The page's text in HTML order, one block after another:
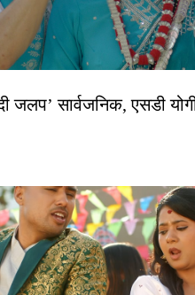
जलप’ सार्वजनिक, एसडी